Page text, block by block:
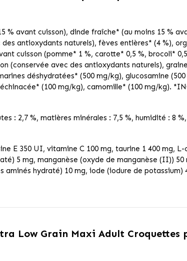
% avant cuisson), dinde fraîche* (au moins 15 %
antioxydants naturels), fèves entières* (4 %),
cuisson (pomme* 1 %, carotte* 0,5 %, brocoli*
(conservée avec des antioxydants naturels),
déshydratées* (500 mg/kg), glucosamine
(100 mg/kg), camomille* (100 mg/kg).
: 2,7 %, matières minérales : 7,5 %, humidité : 8
E 350 UI, vitamine C 100 mg, taurine 1 400 mg,
5 mg, manganèse (oxyde de manganèse (II))
hydraté) 10 mg, iode (iodure de potassium)
Low Grain Maxi Adult Croquettes